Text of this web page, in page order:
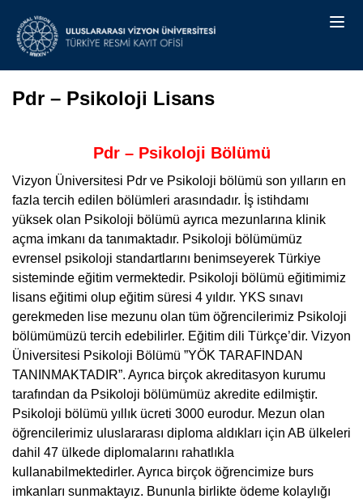
Pdr – Psikoloji Lisans
Pdr – Psikoloji Bölümü
Vizyon Üniversitesi Pdr ve Psikoloji bölümü son yılların en
fazla tercih edilen bölümleri arasındadır. İş istihdamı
yüksek olan Psikoloji bölümü ayrıca mezunlarına klinik
açma imkanı da tanımaktadır. Psikoloji bölümümüz
evrensel psikoloji standartlarını benimseyerek Türkiye
sisteminde eğitim vermektedir. Psikoloji bölümü eğitimimiz
lisans eğitimi olup eğitim süresi 4 yıldır. YKS sınavı
gerekmeden lise mezunu olan tüm öğrencilerimiz Psikoloji
bölümümüzü tercih edebilirler. Eğitim dili Türkçe’dir. Vizyon
Üniversitesi Psikoloji Bölümü ”YÖK TARAFINDAN
TANINMAKTADIR”. Ayrıca birçok akreditasyon kurumu
tarafından da Psikoloji bölümümüz akredite edilmiştir.
Psikoloji bölümü yıllık ücreti 3000 eurodur. Mezun olan
öğrencilerimiz uluslararası diploma aldıkları için AB ülkeleri
dahil 47 ülkede diplomalarını rahatlıkla
kullanabilmektedirler. Ayrıca birçok öğrencimize burs
imkanları sunmaktayız. Bununla birlikte ödeme kolaylığı